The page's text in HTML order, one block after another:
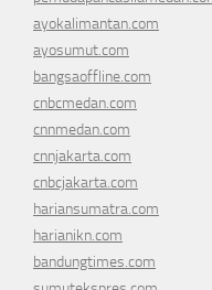
ayokalimantan.com
ayosumut.com
bangsaoffline.com
cnbcmedan.com
cnnmedan.com
cnnjakarta.com
cnbcjakarta.com
hariansumatra.com
harianikn.com
bandungtimes.com